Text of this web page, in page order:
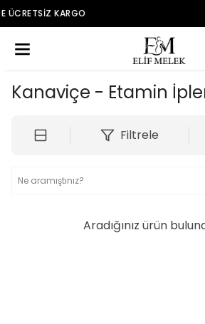
Kanaviçe - Etamin
Filtrele
Aradığınız ürün